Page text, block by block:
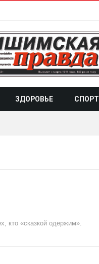
ЗДОРОВЬЕ СПОРТ
кто «сказкой одержим».